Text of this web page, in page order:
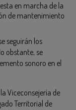
en marcha de la
de mantenimiento
seguirán los
obstante, se
sonoro en el
Viceconsejería de
Territorial de